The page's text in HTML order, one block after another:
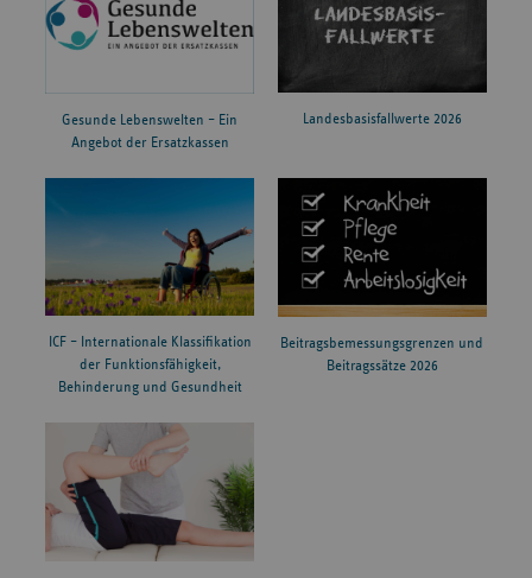
Gesunde Lebenswelten – Ein
Angebot der Ersatzkassen
Landesbasisfallwerte 2026
ICF – Internationale Klassifikation
der Funktionsfähigkeit,
Behinderung und Gesundheit
Beitragsbemessungsgrenzen und
Beitragssätze 2026